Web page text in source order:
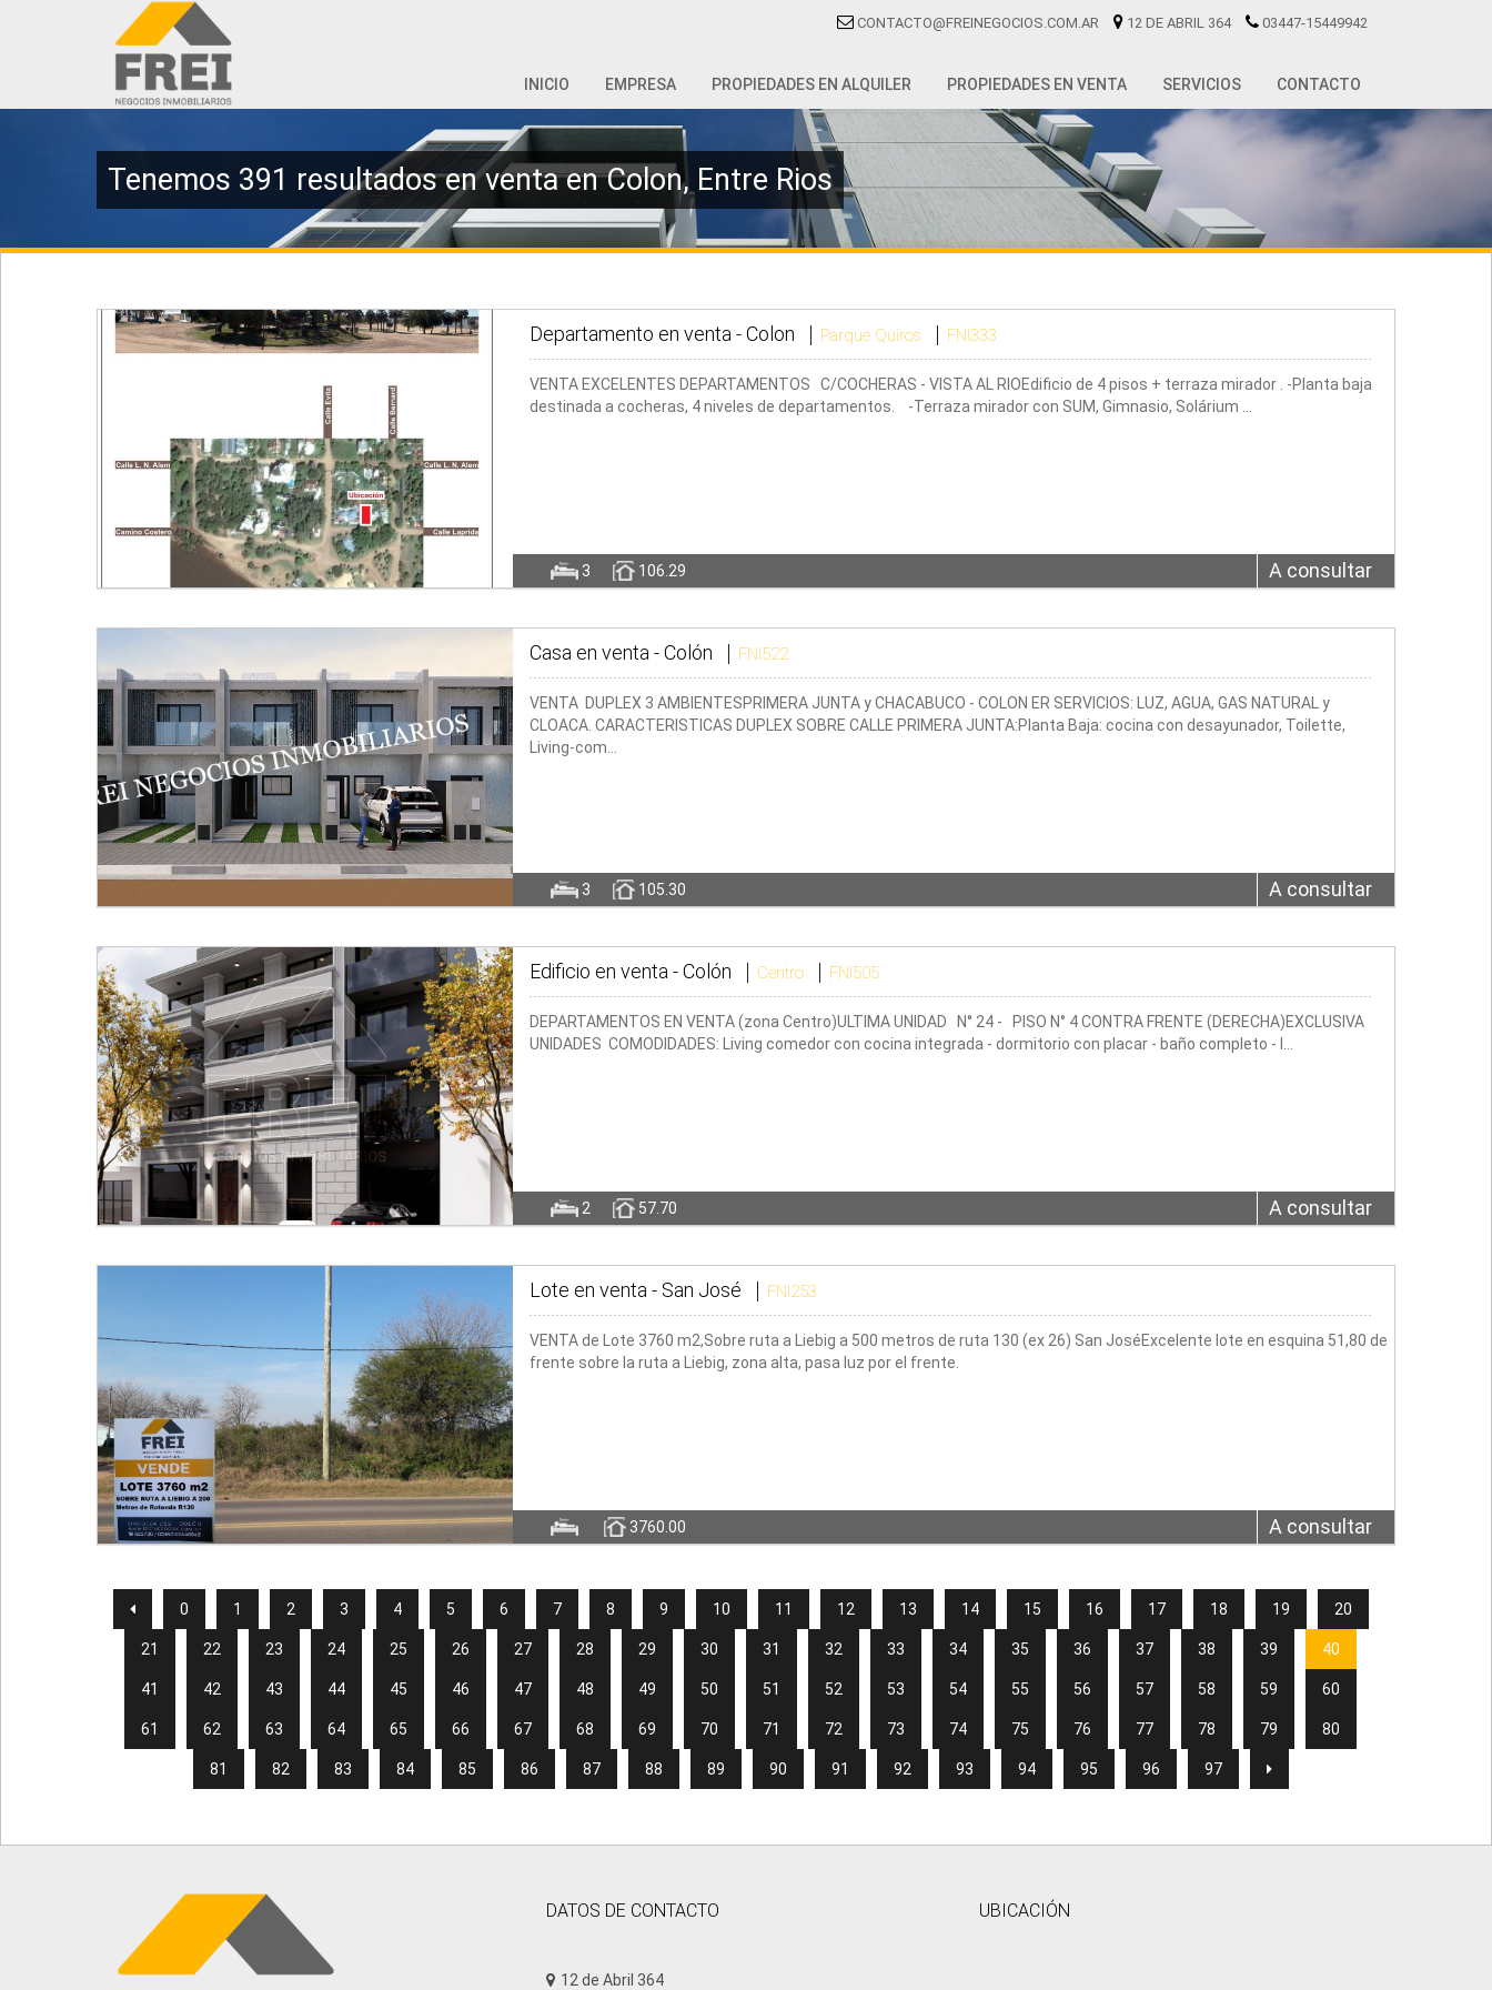
CONTACTO@FREINEGOCIOS.COM.AR 12 DE ABRIL 364 03447-15449942
INICIO EMPRESA PROPIEDADES EN ALQUILER PROPIEDADES EN VENTA SERVICIOS CONTACTO
Tenemos 391 resultados en venta en Colon, Entre Rios
Departamento en venta -Colon Parque Quiros FNI333
VENTA EXCELENTES DEPARTAMENTOS C/COCHERAS - VISTA AL RIOEdificio de 4 pisos + terraza mirador . -Planta baja
destinada a cocheras, 4 niveles de departamentos. -Terraza mirador con SUM, Gimnasio, Solárium …
3 106.29 A consultar
Casa en venta -Colón FNI522
VENTA DUPLEX 3 AMBIENTESPRIMERA JUNTA y CHACABUCO - COLON ER SERVICIOS: LUZ, AGUA, GAS NATURAL y
CLOACA. CARACTERISTICAS DUPLEX SOBRE CALLE PRIMERA JUNTA:Planta Baja: cocina con desayunador, Toilette,
Living-com…
3 105.30 A consultar
Edificio en venta -Colón Centro FNI505
DEPARTAMENTOS EN VENTA (zona Centro)ULTIMA UNIDAD N° 24 - PISO N° 4 CONTRA FRENTE (DERECHA)EXCLUSIVA
UNIDADES COMODIDADES: Living comedor con cocina integrada - dormitorio con placar - baño completo - l…
2 57.70 A consultar
Lote en venta - San José FNI253
VENTA de Lote 3760 m2,Sobre ruta a Liebig a 500 metros de ruta 130 (ex 26) San JoséExcelente lote en esquina 51,80 de
frente sobre la ruta a Liebig, zona alta, pasa luz por el frente.
3760.00 A consultar
0 1 2 3 4 5 6 7 8 9 10 11 12 13 14 15 16 17 18 19 20
21 22 23 24 25 26 27 28 29 30 31 32 33 34 35 36 37 38 39 40
41 42 43 44 45 46 47 48 49 50 51 52 53 54 55 56 57 58 59 60
61 62 63 64 65 66 67 68 69 70 71 72 73 74 75 76 77 78 79 80
81 82 83 84 85 86 87 88 89 90 91 92 93 94 95 96 97
DATOS DE CONTACTO
12 de Abril 364
UBICACIÓN